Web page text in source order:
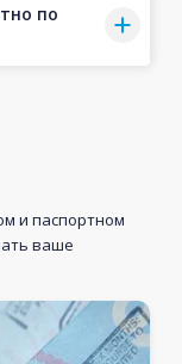
по
и паспортном
ваше